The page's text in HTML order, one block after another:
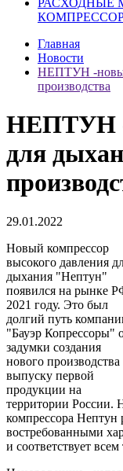
РАСХОДНЫЕ
Главная
Новости
НЕПТУН -новый
производства
НЕПТУН -
для
29.01.2022
Новый компрессор
высокого давления
дыхания "Нептун"
появился на рынке
2021 году. Это был
долгий путь
"Бауэр Копрессоры"
задумки создания
нового производства
выпуску первой
продукции на
территории России.
компрессора Нептун
востребованными
и соответствует